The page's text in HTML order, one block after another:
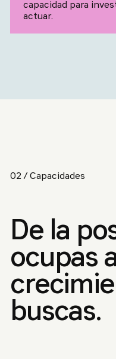
capacidad para
actuar.
02 / Capacidades
De la
ocupas
buscas.